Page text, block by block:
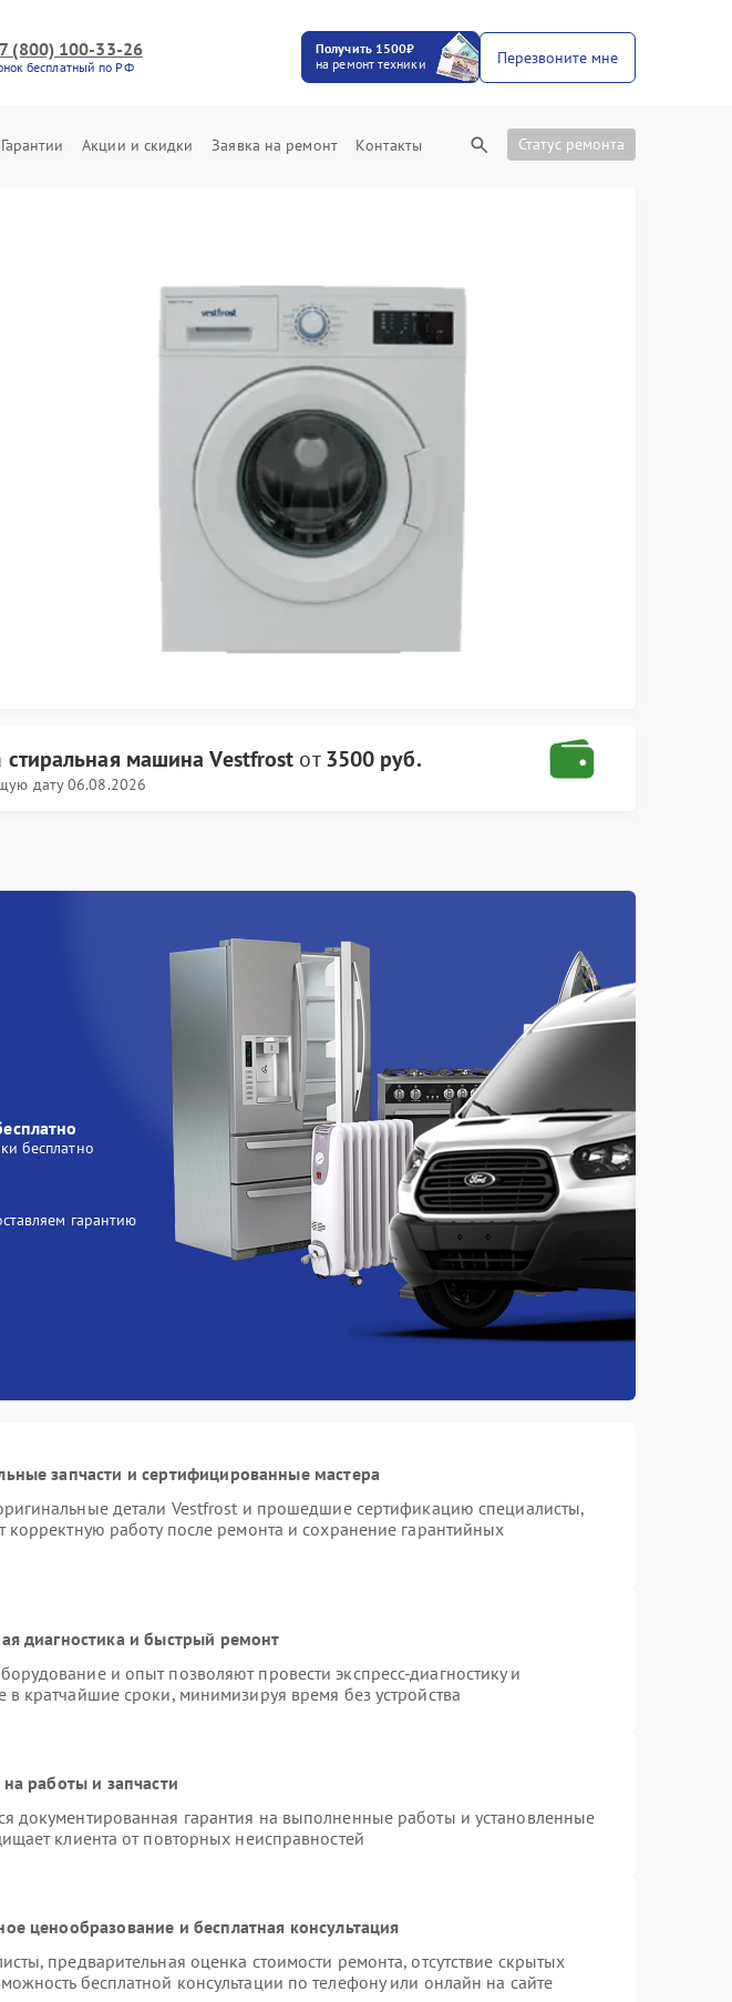
(800) 100-33-26
бесплатный по РФ
Получить 1500₽
на ремонт техники
Перезвоните мне
Гарантии Акции и скидки Заявка на ремонт Контакты Статус ремонта
стиральная машина Vestfrost от3500 руб.
дату 06.08.2026
бесплатно
гарантию
запчасти и сертифицированные мастера
детали Vestfrost и прошедшие сертификацию специалисты,
корректную работу после ремонта и сохранение гарантийных
диагностика и быстрый ремонт
и опыт позволяют провести экспресс-диагностику и
в кратчайшие сроки, минимизируя время без устройства
на работы и запчасти
документированная гарантия на выполненные работы и установленные
клиента от повторных неисправностей
ценообразование и бесплатная консультация
предварительная оценка стоимости ремонта, отсутствие скрытых
бесплатной консультации по телефону или онлайн на сайте